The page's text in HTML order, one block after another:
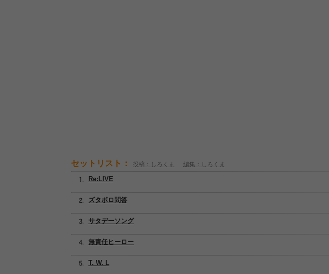
セットリスト： 投稿：しろくま 編集：しろくま
ズタボロ問答
T. W. L
無責任ヒーロー
サタデーソング
Re:LIVE